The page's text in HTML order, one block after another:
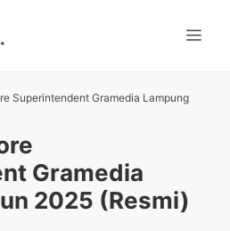
Superintendent Gramedia Lampung
Gramedia
2025 (Resmi)